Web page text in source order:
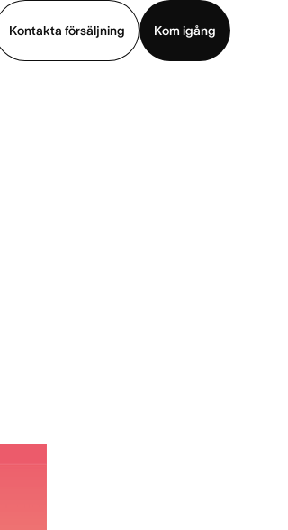
Kontakta försäljning
Kom igång